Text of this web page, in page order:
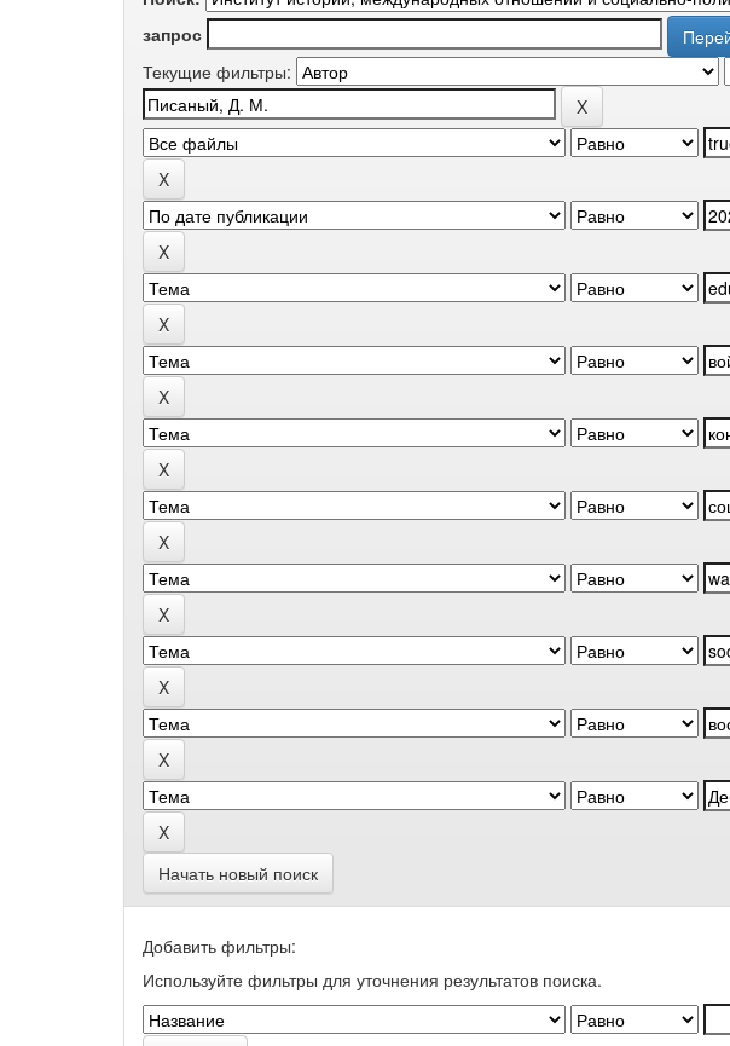
запрос
Текущие фильтры:
Начать новый поиск
Добавить фильтры:
Используйте фильтры для уточнения результатов поиска.